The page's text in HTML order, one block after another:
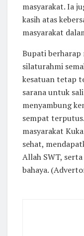
masyarakat. Ia
kasih atas
masyarakat
Bupati
silaturahmi
kesatuan tetap
sarana untuk
menyambung
sempat
masyarakat
sehat,
Allah SWT,
bahaya.